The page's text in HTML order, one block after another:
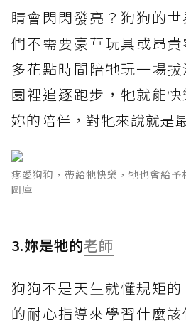
睛會閃閃發亮？狗狗的
們不需要豪華玩具或昂
多花點時間陪牠玩一場
園裡追逐跑步，牠就能快
妳的陪伴，對牠來說就是
疼愛狗狗，帶給牠快樂，牠也會給
圖庫
3.妳是牠的老師
狗狗不是天生就懂規矩
的耐心指導來學習什麼該